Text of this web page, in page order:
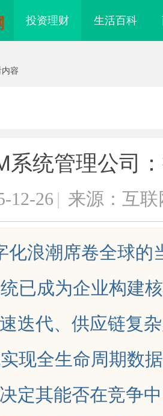
投资理财 生活百科
容
系统管理公司
12-26 | 来源：互联
化浪潮席卷全球的
统已成为企业构建
迭代、供应链复
现全生命周期数
定其能否在竞争